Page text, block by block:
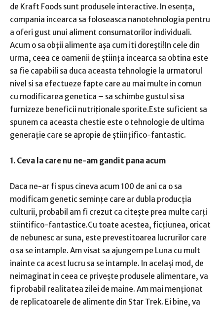
de Kraft Foods sunt produsele interactive. In esența,
compania incearca sa foloseasca nanotehnologia pentru
a oferi gust unui aliment consumatorilor individuali.
Acum o sa obții alimente așa cum iti dorești!In cele din
urma, ceea ce oamenii de știința incearca sa obtina este
sa fie capabili sa duca aceasta tehnologie la urmatorul
nivel si sa efectueze fapte care au mai multe in comun
cu modificarea genetica – sa schimbe gustul si sa
furnizeze beneficii nutriționale sporite.Este suficient sa
spunem ca aceasta chestie este o tehnologie de ultima
generație care se apropie de științifico-fantastic.
1. Ceva la care nu ne-am gandit pana acum
Daca ne-ar fi spus cineva acum 100 de ani ca o sa
modificam genetic semințe care ar dubla producția
culturii, probabil am fi crezut ca citește prea multe carți
stiintifico-fantastice.Cu toate acestea, ficțiunea, oricat
de nebunesc ar suna, este prevestitoarea lucrurilor care
o sa se intample. Am visat sa ajungem pe Luna cu mult
inainte ca acest lucru sa se intample. In același mod, de
neimaginat in ceea ce privește produsele alimentare, va
fi probabil realitatea zilei de maine. Am mai menționat
de replicatoarele de alimente din Star Trek. Ei bine, va